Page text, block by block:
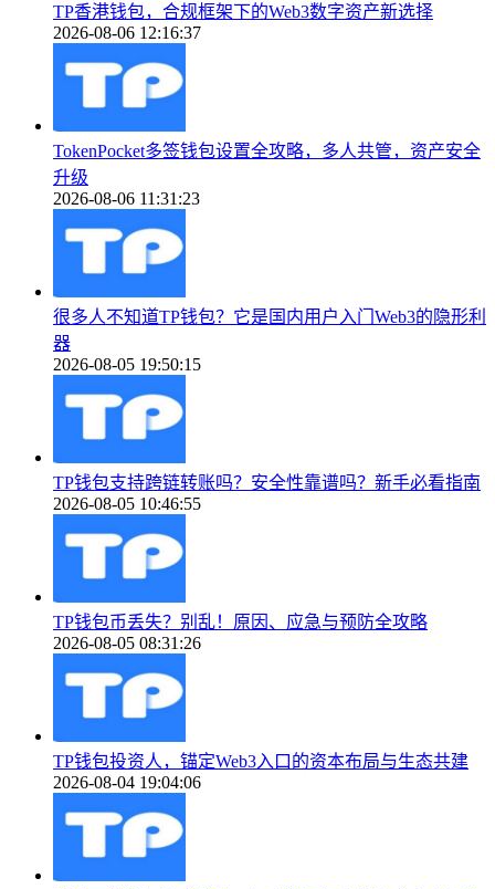
TP香港钱包，合规框架下的Web3数字资产新选择
2026-08-06 12:16:37
TokenPocket多签钱包设置全攻略，多人共管，资产安全
升级
2026-08-06 11:31:23
很多人不知道TP钱包？它是国内用户入门Web3的隐形利
器
2026-08-05 19:50:15
TP钱包支持跨链转账吗？安全性靠谱吗？新手必看指南
2026-08-05 10:46:55
TP钱包币丢失？别乱！原因、应急与预防全攻略
2026-08-05 08:31:26
TP钱包投资人，锚定Web3入口的资本布局与生态共建
2026-08-04 19:04:06